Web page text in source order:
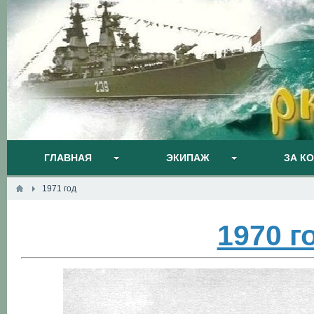
ГЛАВНАЯ ЭКИПАЖ ЗА
1971 год
1970